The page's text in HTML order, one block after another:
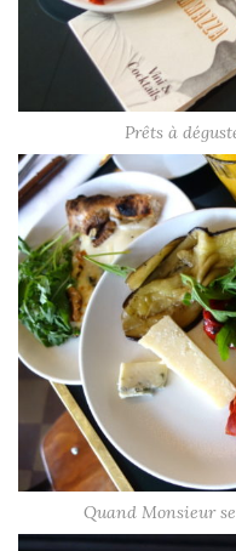
Prêts à
Quand Monsieur